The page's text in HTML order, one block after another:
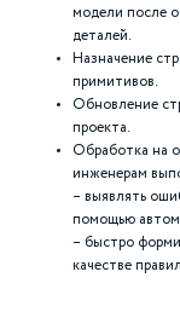
модели после
деталей.
Назначение
примитивов.
Обновление
проекта.
Обработка на
инженерам
– выявлять
помощью
– быстро
качестве